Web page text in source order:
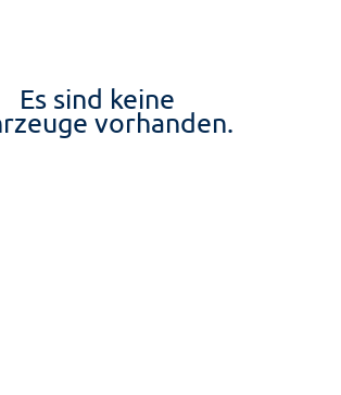
Es sind keine
vorhanden.